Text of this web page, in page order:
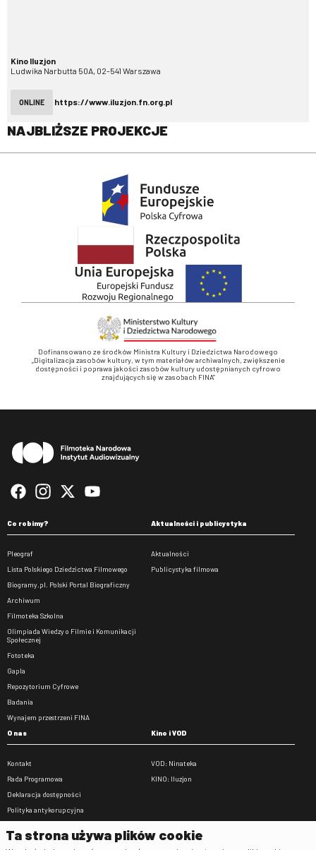
Kino Iluzjon
Ludwika Narbutta 50A, 02-541 Warszawa
ONLINE https://www.iluzjon.fn.org.pl
NAJBLIŻSZE PROJEKCJE
Dofinansowano ze środków Ministra Kultury i Dziedzictwa Narodowego
„Digitalizacja zasobów kultury, w tym materiałów archiwalnych, zwiększenie
dostępności i poprawa jakości zasobów kultury udostępnianych cyfrowo
znajdujących się w zasobach FINA”
Co robimy?
Pleograf
Lista Polskiego Dziedzictwa Filmowego
Biogramy.pl. Polski Portal Biograficzny
Archiwum
Filmoteka Szkolna
Olimpiada Wiedzy o Filmie i Komunikacji
Społecznej
Fototeka
Gapla
Repozytorium Cyfrowe
Badania
Wynajem przestrzeni FINA
Aktualności i publicystyka
Aktualności
Publicystyka filmowa
O nas
Kontakt
Rada Programowa
Deklaracja dostępności
Polityka antykorupcyjna
Zamówienia publiczne
Kino i VOD
VOD: Ninateka
KINO: Iluzjon
Ta strona używa plików cookie